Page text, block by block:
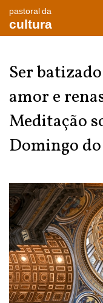
pastoral da
cultura
Ser
amor e
Meditação
Domingo